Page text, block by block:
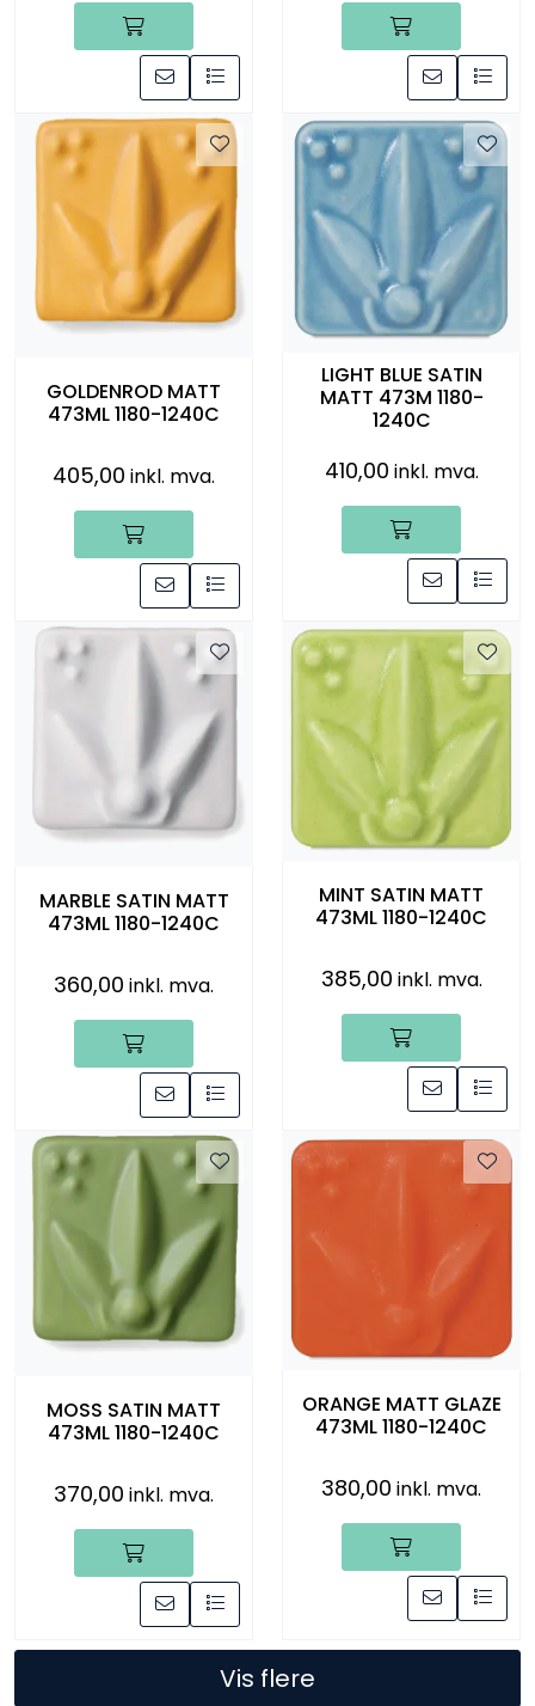
GOLDENROD MATT
473ML 1180-1240C
405,00 inkl. mva.
LIGHT BLUE SATIN
MATT 473M 1180-
1240C
410,00 inkl. mva.
MARBLE SATIN MATT
473ML 1180-1240C
360,00 inkl. mva.
MINT SATIN MATT
473ML 1180-1240C
385,00 inkl. mva.
MOSS SATIN MATT
473ML 1180-1240C
370,00 inkl. mva.
ORANGE MATT GLAZE
473ML 1180-1240C
380,00 inkl. mva.
Vis flere